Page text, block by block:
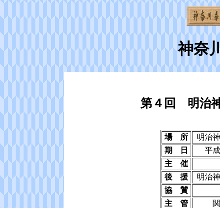
神奈
第４回 明治
場 所
明治
期 日
平
主 催
後 援
明治
協 賛
主 管